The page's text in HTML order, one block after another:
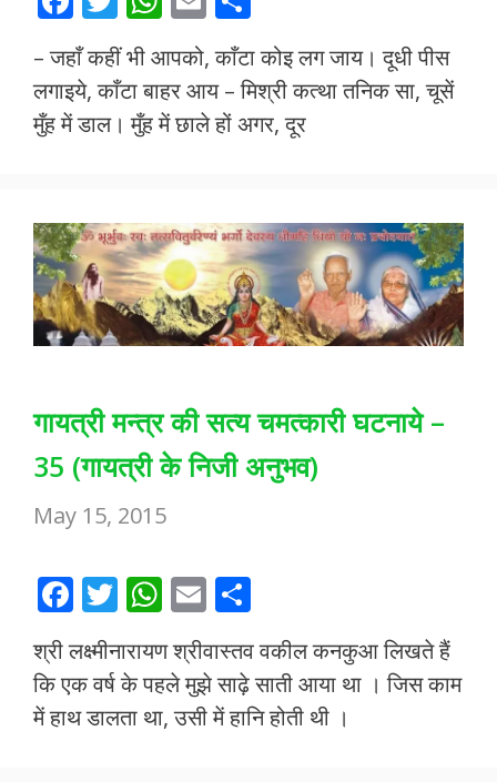
ac
e
b
o
k
w
itt
er
at
s
A
p
m
ai
l
ar
e
– जहाँ कहीं भी आपको, काँटा कोइ लग जाय। दूधी पीस
लगाइये, काँटा बाहर आय – मिश्री कत्था तनिक सा, चूसें
मुँह में डाल। मुँह में छाले हों अगर, दूर
गायत्री मन्त्र की सत्य चमत्कारी घटनाये –
35 (गायत्री के निजी अनुभव)
May 15, 2015
F
ac
e
b
o
T
itt
er
W
at
s
A
E
ai
l
ar
e
श्री लक्ष्मीनारायण श्रीवास्तव वकील कनकुआ लिखते हैं
कि एक वर्ष के पहले मुझे साढ़े साती आया था । जिस काम
में हाथ डालता था, उसी में हानि होती थी ।